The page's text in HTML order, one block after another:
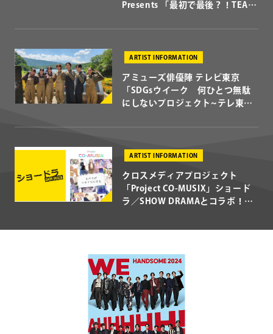
Presents 「最初で最後？！TEAM
催決定！
ARTIST INFORMATION
アミューズ俳優陣 テレビ東京
「SDGsウイーク 何ひとつ無駄
にしないプロジェクト~テレ東、
クトメンバーとして参加！
ARTIST INFORMATION
クロスメディアプロジェクト
「Project CO-MUSIX」ショード
ラ／SHOW DRAMAとコラボ！